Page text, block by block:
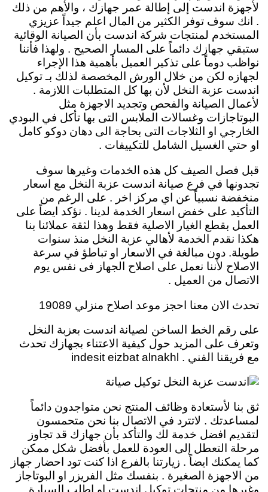
لأجهزة اندست إلى إطالة عمر جهازك ، والأهم من ذلك
. انك سوف توفر الكثير من المال اعلم جيداً عزيزي
المستخدم لمنتجات شركة اندست بأن الصيانة الوقائية
ستبقي جهازك دائماً على المسار الصحيح . ولهذا فأننا
نواظب دوماً على تذكير العميل بأهمية هذا الإجراء
لجهازه لكن من خلال الورش المخصصة لذلك بـ توكيل
اندست عزبة النخل لأن بها كل المتطلبات اللازمة .
لأعمال الصيانة والفحص وتجديد الاجهزة مثل
البوتاجازات وغسالات الملابس التى بها تأكل في البودي
الخارجي او الثلاجات التى بحاجة الى دهان دوكو كامل
او حتي الغسيل الشامل للتكييفات .
قبل فصل الصيف كل هذه الخدمات وغيرها سوف
تجدونها في فرع صيانة اندست عزبة النخل مع اسعار
منخفضة نسبياً عن اي مركز اخر . على الرغم من
التأكيد على خفض اسعار الخدمة لدينا . نؤكد ايضاً على
العمل بقطع الغيار الاصلية فقط وهذا لثقة عملائنا بنا
هكذا نقدم الخدمة لأهالي عزبة النخل منذ سنوات
طويلة. دون مبالغة في الاسعار او تباطؤ في سرعة
الاصلاح لأننا نعمل على اصلاح الجهاز فى نفس يوم
الاتصال من العميل .
تحدث الان معنا احجز موعد اصلاح منزلي 19089
على رقم الخط الساخن لصيانة اندست بعزبة النخل
وتعرف على المزيد حول كيفية الاعتناء بجهازك تحدث
مع فريقنا الفني . indesit eizbat alnakhl
ثق بنا لأستعادة وظائف المنتج نحن متواجدون دائماً
لمساعدتك . لاتترد في الاتصال بنا نحن متحمسون
لتقديم افضل خدمة لك والتأكد بأن جهازك قد تجاوز
مرحلة التعطل إلى العودة للعمل بأفضل شكل ممكن
كما يمكنك ايضاً . زيارتنا بالفرع اذا كنت تود احضار جهاز
من الاجهزة الصغيرة . بنفسك مثل الفريزر او البوتاجاز